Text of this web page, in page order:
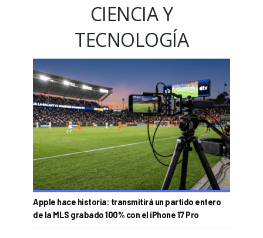
CIENCIA Y
TECNOLOGÍA
Apple hace historia: transmitirá un partido entero
de la MLS grabado 100% con el iPhone 17 Pro